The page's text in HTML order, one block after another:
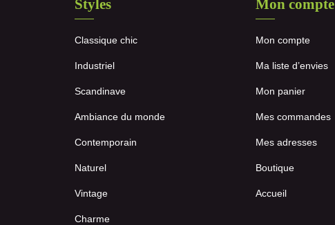
Styles
Classique chic
Industriel
Scandinave
Ambiance du monde
Contemporain
Naturel
Vintage
Charme
Mon compte
Mon compte
Ma liste d’envies
Mon panier
Mes commandes
Mes adresses
Boutique
Accueil